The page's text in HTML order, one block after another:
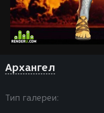
Архангел
Тип галереи: